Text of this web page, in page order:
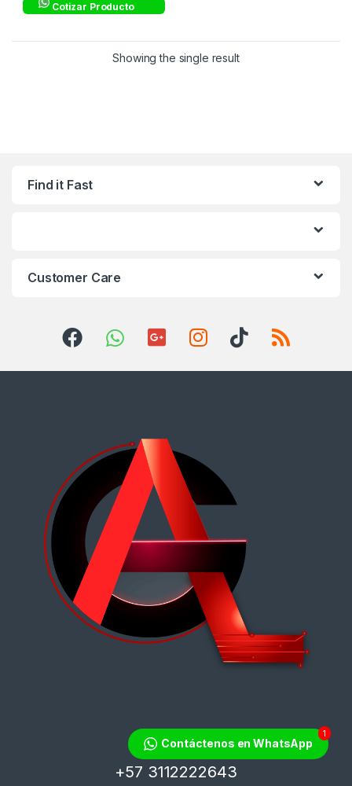
Cotizar Producto
Showing the single result
Find it Fast
Customer Care
¿Tienes dudas?
¡Contáctanos!
+57 3112222643
Contáctenos en WhatsApp
1